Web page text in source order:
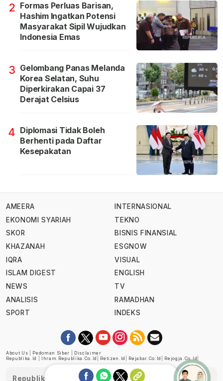
2 Formas Perluas Barisan,
Hashim Ingatkan Potensi
Masyarakat Sipil Wujudkan
Indonesia Emas
3 Gelombang Panas Melanda
Korea Selatan, Suhu
Diperkirakan Capai 37
Derajat Celsius
4 Diplomasi Tidak Boleh
Berhenti pada Daftar
Kesepakatan
AMEERA
EKONOMI SYARIAH
SKOR
KHAZANAH
IQRA
ISLAM DIGEST
NEWS
ANALISIS
SPORT
INTERNASIONAL
TEKNO
BISNIS FINANSIAL
ESGNOW
VISUAL
ENGLISH
TV
RAMADHAN
INDEKS
About Us Pedoman Siber
Disclaimer
Republika.id
Ihram.republika.co.id Retizen.id Rejabar.co.id Rejogja.co.id
Republika telah diverifikasi oleh Dewan Pers